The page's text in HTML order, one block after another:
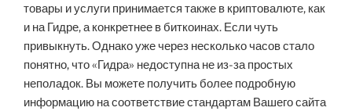
товары и услуги принимается также в криптовалюте, как
и на Гидре, а конкретнее в биткоинах. Если чуть
привыкнуть. Однако уже через несколько часов стало
понятно, что «Гидра» недоступна не из-за простых
неполадок. Вы можете получить более подробную
информацию на соответствие стандартам Вашего сайта